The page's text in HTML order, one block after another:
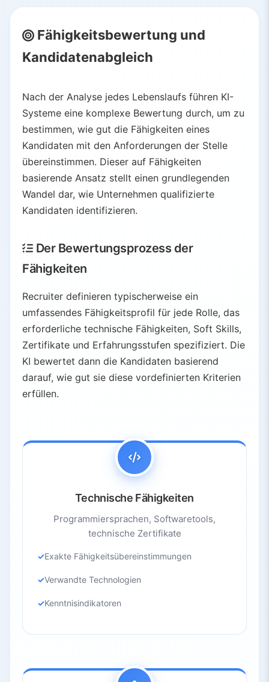
Fähigkeitsbewertung und
Kandidatenabgleich
Nach der Analyse jedes Lebenslaufs führen KI-
Systeme eine komplexe Bewertung durch, um zu
bestimmen, wie gut die Fähigkeiten eines
Kandidaten mit den Anforderungen der Stelle
übereinstimmen. Dieser auf Fähigkeiten
basierende Ansatz stellt einen grundlegenden
Wandel dar, wie Unternehmen qualifizierte
Kandidaten identifizieren.
Der Bewertungsprozess der
Fähigkeiten
Recruiter definieren typischerweise ein
umfassendes Fähigkeitsprofil für jede Rolle, das
erforderliche technische Fähigkeiten, Soft Skills,
Zertifikate und Erfahrungsstufen spezifiziert. Die
KI bewertet dann die Kandidaten basierend
darauf, wie gut sie diese vordefinierten Kriterien
erfüllen.
Technische Fähigkeiten
Programmiersprachen, Softwaretools,
technische Zertifikate
Exakte Fähigkeitsübereinstimmungen
Verwandte Technologien
Kenntnisindikatoren